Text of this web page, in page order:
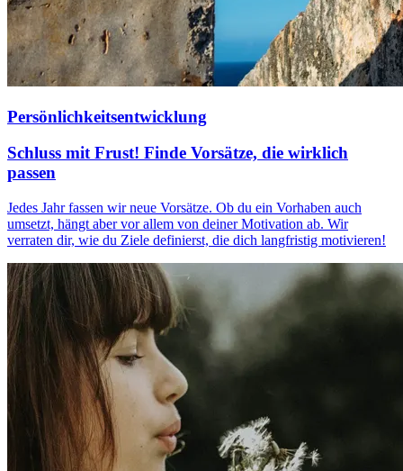
Persönlichkeitsentwicklung
Schluss mit Frust! Finde Vorsätze, die wirklich
passen
Jedes Jahr fassen wir neue Vorsätze. Ob du ein Vorhaben auch
umsetzt, hängt aber vor allem von deiner Motivation ab. Wir
verraten dir, wie du Ziele definierst, die dich langfristig motivieren!